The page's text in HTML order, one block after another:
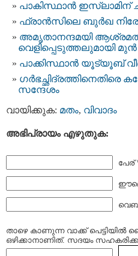
പാകിസ്ഥാന്‍ ഇസ്ലാമിന്
ഫ്രാന്‍സിലെ ബുര്‍ഖ
അമൃതാനന്ദമയി
വെളിപ്പെടുത്തലുമായി
പാക്കിസ്ഥാൻ യൂട്യൂബ്
ഗർഭച്ഛിദ്രത്തിനെതിരെ
സന്ദേശം
വായിക്കുക: മതം, വിവാദം
അഭിപ്രായം എഴുതുക:
പേര്
താഴെ കാണുന്ന വാക്ക്
ഒഴിക്കാനാണിത്. സദയം